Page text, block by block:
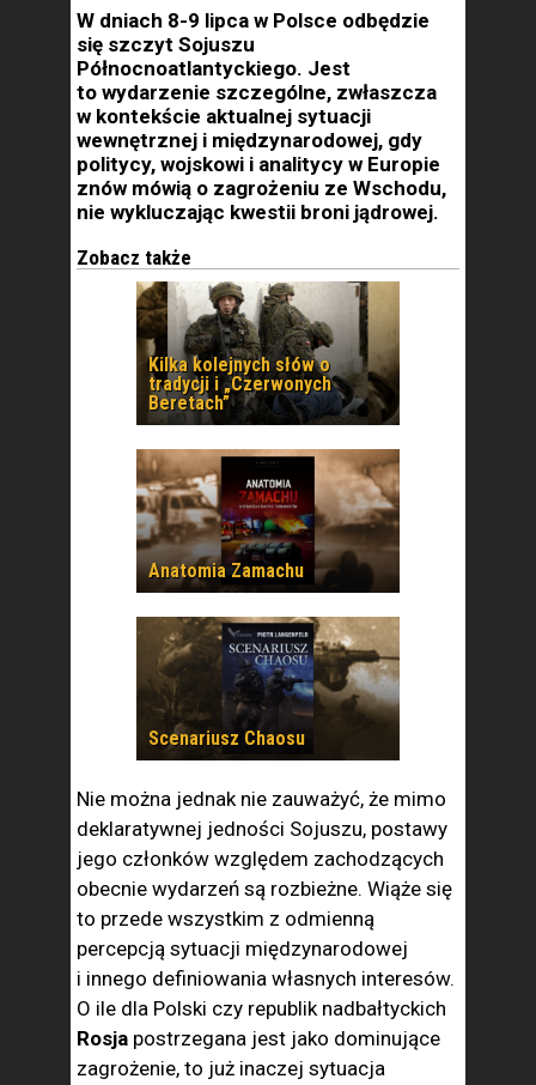
W dniach 8-9 lipca w Polsce odbędzie
się szczyt Sojuszu
Północnoatlantyckiego. Jest
to wydarzenie szczególne, zwłaszcza
w kontekście aktualnej sytuacji
wewnętrznej i międzynarodowej, gdy
politycy, wojskowi i analitycy w Europie
znów mówią o zagrożeniu ze Wschodu,
nie wykluczając kwestii broni jądrowej.
Zobacz także
Kilka kolejnych słów o
tradycji i „Czerwonych
Beretach”
Anatomia Zamachu
Scenariusz Chaosu
Nie można jednak nie zauważyć, że mimo
deklaratywnej jedności Sojuszu, postawy
jego członków względem zachodzących
obecnie wydarzeń są rozbieżne. Wiąże się
to przede wszystkim z odmienną
percepcją sytuacji międzynarodowej
i innego definiowania własnych interesów.
O ile dla Polski czy republik nadbałtyckich
Rosja postrzegana jest jako dominujące
zagrożenie, to już inaczej sytuacja